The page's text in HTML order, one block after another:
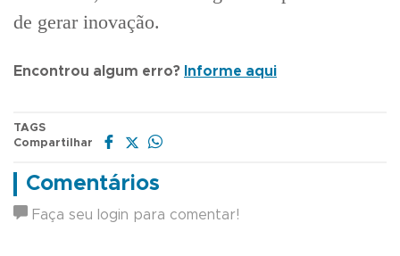
de gerar inovação.
Encontrou algum erro? Informe aqui
TAGS
Compartilhar
Comentários
Faça seu login para comentar!